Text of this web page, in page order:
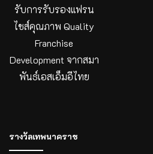
รับการรับรองแฟรน
ไชส์คุณภาพ Quality
Franchise
Development จากสมา
พันธ์เอสเอ็มอีไทย
รางวัลเทพนาคราช